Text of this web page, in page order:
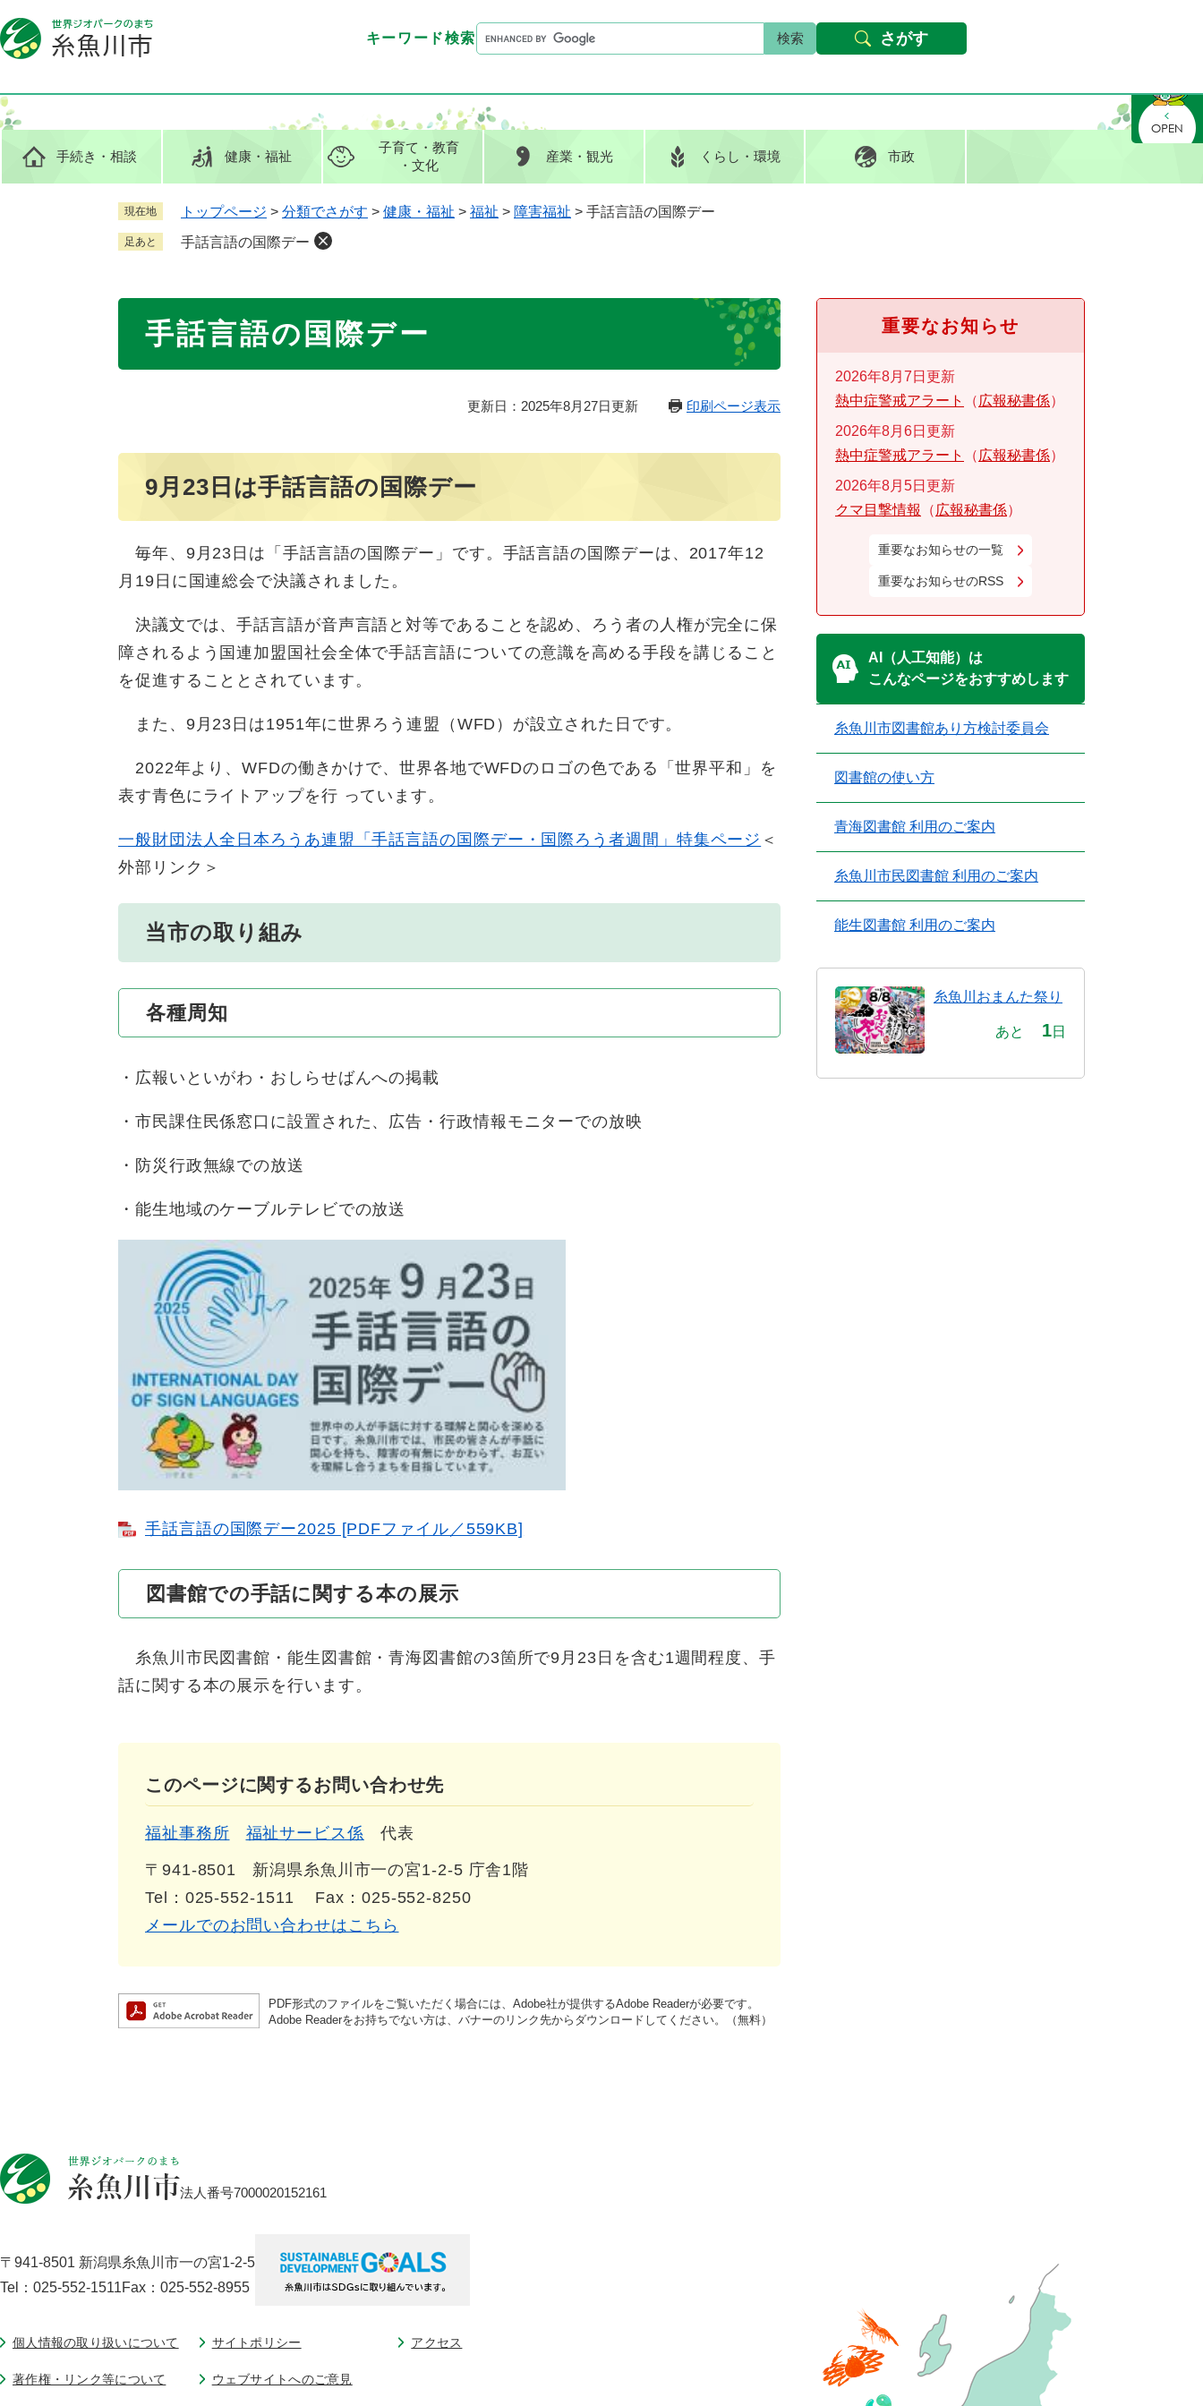
ー
ジ
先
頭
。
ニ
ュ
を
飛
て
本文へ Foreign languages
キーワード検索G
o
e
カ
手続き ・相談 健康・福祉
子育て ・教育
・文化
産業 ・観光 くらし ・環境 市政
キーワード検索
G
o
g
l
ス
タ
さがす
現在地 トップページ > 分類でさがす > 健康・福祉 > 福祉 > 障害福祉 > 手話言語の国際デー
足あと 手話言語の国際デー
手話言語の国際デー
更新日：2025年8月27日更新 印刷ページ表示
9月23日は手話言語の国際デー
毎年、9月23日は「手話言語の国際デー」です。手話言語の国際デーは、2017年12
月19日に国連総会で決議されました。
決議文では、手話言語が音声言語と対等であることを認め、ろう者の人権が完全に保
障されるよう国連加盟国社会全体で手話言語についての意識を高める手段を講じること
を促進することとされています。
また、9月23日は1951年に世界ろう連盟（WFD）が設立された日です。
2022年より、WFDの働きかけで、世界各地でWFDのロゴの色である「世界平和」を
表す青色にライトアップを行 っています。
一般財団法人全日本ろうあ連盟「手話言語の国際デー・国際ろう者週間」特集ページ ＜
外部リンク＞
当市の取り組み
各種周知
・広報いといがわ・おしらせばんへの掲載
・市民課住民係窓口に設置された、広告・行政情報モニターでの放映
・防災行政無線での放送
・能生地域のケーブルテレビでの放送
手話言語の国際デー2025 [PDFファイル／559KB]
図書館での手話に関する本の展示
糸魚川市民図書館・能生図書館・青海図書館の3箇所で9月23日を含む1週間程度、手
話に関する本の展示を行います。
このページに関するお問い合わせ先
福祉事務所 福祉サービス係 代表
〒941-8501
新潟県糸魚川市一の宮1-2-5 庁舎1階
Tel：025-552-1511
Fax：025-552-8250
メールでのお問い合わせはこちら
PDF形式のファイルをご覧いただく場合には、Adobe社が提供するAdobe Readerが必要です。
Adobe Readerをお持ちでない方は、バナーのリンク先からダウンロードしてください。（無料）
重要なお知らせ
2026年8月7日更新
熱中症警戒アラート
広報秘書係
2026年8月6日更新
熱中症警戒アラート
広報秘書係
2026年8月5日更新
クマ目撃情報
広報秘書係
重要なお知らせの一覧
重要なお知らせのRSS
AI（人工知能）は
こんなページをおすすめします
糸魚川市図書館あり方検討委員会
図書館の使い方
青海図書館 利用のご案内
糸魚川市民図書館 利用のご案内
能生図書館 利用のご案内
糸魚川おまんた祭り
あと 1日
法人番号7000020152161
〒941-8501 新潟県糸魚川市一の宮1-2-5
Tel：025-552-1511Fax：025-552-8955
個人情報の取り扱いについて サイトポリシー アクセス
著作権・リンク等について ウェブサイトへのご意見